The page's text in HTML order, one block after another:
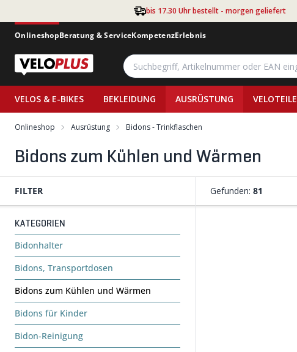
bis 17.30 Uhr bestellt - morgen geliefert
OnlineshopBeratung & ServiceKompetenzErlebnis
VELOS & E-BIKES BEKLEIDUNG AUSRÜSTUNG VELOTEILE
Onlineshop Ausrüstung Bidons - Trinkflaschen
Bidons zum Kühlen und Wärmen
FILTER
KATEGORIEN
Bidonhalter
Bidons, Transportdosen
Bidons zum Kühlen und Wärmen
Bidons für Kinder
Bidon-Reinigung
Gefunden: 81